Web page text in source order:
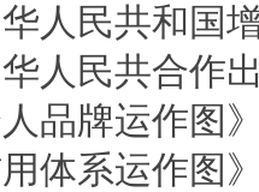
人民共和国
人民共合作
品牌运作图
体系运作图